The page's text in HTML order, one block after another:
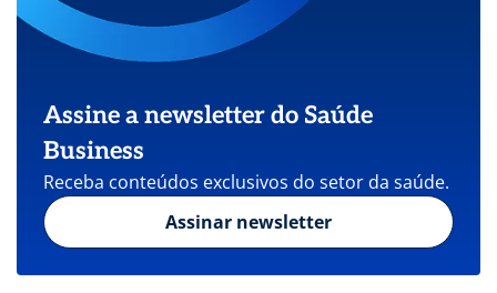
Assine a newsletter do Saúde
Business
Receba conteúdos exclusivos do setor da saúde.
Assinar newsletter